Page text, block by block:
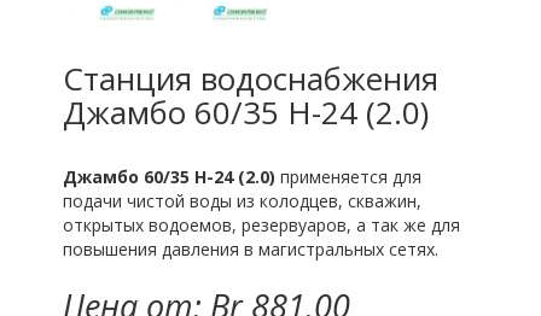
Станция водоснабжения
Джамбо 60/35 Н-24 (2.0)
Джамбо 60/35 Н-24 (2.0) применяется для
подачи чистой воды из колодцев, скважин,
открытых водоемов, резервуаров, а так же для
повышения давления в магистральных сетях.
Цена от: Br 881.00